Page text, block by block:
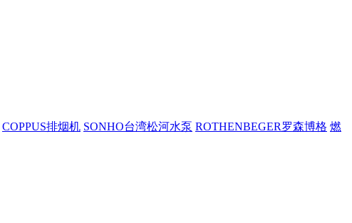
COPPUS排烟机 SONHO台湾松河水泵 ROTHENBEGER罗森博格 燃